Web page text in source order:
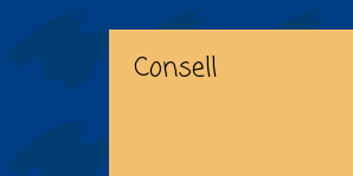
Consell